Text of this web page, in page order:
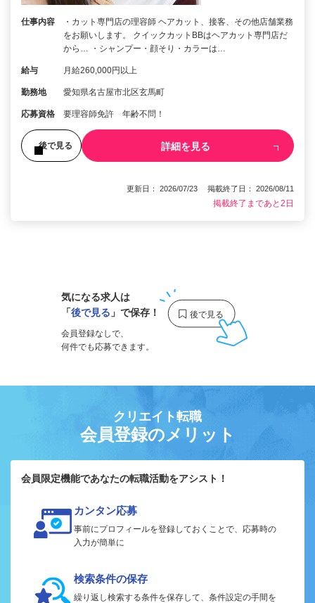
仕事内容
・カット専門店の理容師 ヘアカット、接客、その他店舗業務
をお願いします。 クイックカットBBはヘアカット専門店だ
から… ・シャンプー・顔そり・カラーは…
給与 月給260,000円以上
勤務地 愛知県名古屋市北区玄馬町
応募資格 要理容師免許 年齢不問！
後で見る 詳細を見る
更新日： 2026/07/23 掲載終了日： 2026/08/11
掲載終了まであと2日
気になる求人は
「後で見る 」で保存！
会員登録なしで、
何件でも応募できます。
クリエイト転職
会員登録のメリット
会員限定機能であなたの転職活動をアシスト！
カンタン応募
事前にプロフィールを登録しておくことで、応募時の
入力が簡単に
検索条件の保存
繰り返し検索する条件を保存して、条件設定の手間を